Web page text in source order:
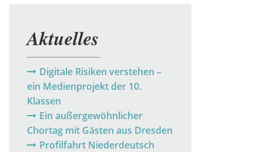
Aktuelles
Digitale Risiken verstehen –
ein Medienprojekt der 10.
Klassen
Ein außergewöhnlicher
Chortag mit Gästen aus Dresden
Profilfahrt Niederdeutsch